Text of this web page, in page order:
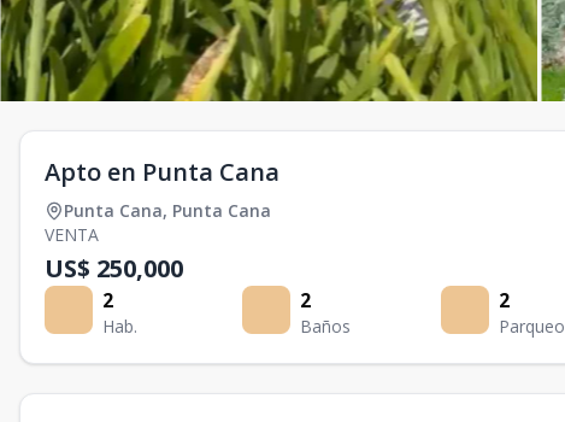
Apto en Punta Cana
Punta Cana, Punta Cana
VENTA
US$ 250,000
2
Hab.
2
Baños
2
Parqueo